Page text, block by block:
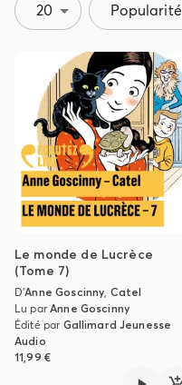
20 Popularité
Le monde de Lucrèce
(Tome 7)
D'Anne Goscinny, Catel
Lu parAnne Goscinny
Édité par Gallimard Jeunesse
Audio
11,99 €